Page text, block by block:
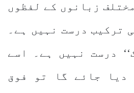
زبانوں کے لفظوں
ترکیب درست نہیں ہے۔
درست نہیں ہے۔ اسے
دیا جائے گا تو فوق